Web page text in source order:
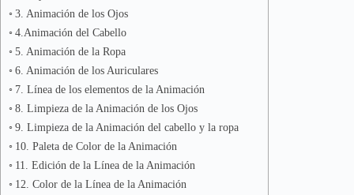
3. Animación de los Ojos
4.Animación del Cabello
5. Animación de la Ropa
6. Animación de los Auriculares
7. Línea de los elementos de la Animación
8. Limpieza de la Animación de los Ojos
9. Limpieza de la Animación del cabello y la ropa
10. Paleta de Color de la Animación
11. Edición de la Línea de la Animación
12. Color de la Línea de la Animación